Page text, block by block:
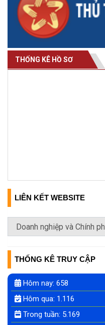
THỐNG KÊ HỒ SƠ
LIÊN KẾT WEBSITE
THỐNG KÊ TRUY CẬP
Hôm nay: 658
Hôm qua: 1.116
Trong tuần: 5.169